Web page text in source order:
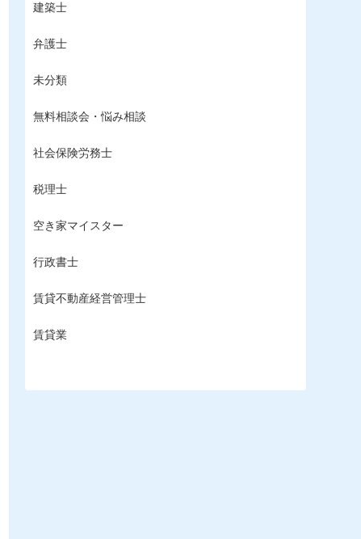
建築士
弁護士
未分類
無料相談会・悩み相談
社会保険労務士
税理士
空き家マイスター
行政書士
賃貸不動産経営管理士
賃貸業